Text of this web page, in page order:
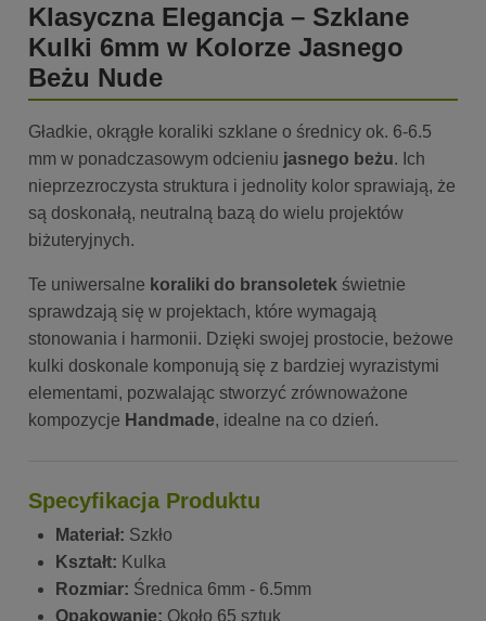
Klasyczna Elegancja – Szklane
Kulki 6mm w Kolorze Jasnego
Beżu Nude
Gładkie, okrągłe koraliki szklane o średnicy ok. 6-6.5
mm w ponadczasowym odcieniu jasnego beżu. Ich
nieprzezroczysta struktura i jednolity kolor sprawiają, że
są doskonałą, neutralną bazą do wielu projektów
biżuteryjnych.
Te uniwersalne koraliki do bransoletek świetnie
sprawdzają się w projektach, które wymagają
stonowania i harmonii. Dzięki swojej prostocie, beżowe
kulki doskonale komponują się z bardziej wyrazistymi
elementami, pozwalając stworzyć zrównoważone
kompozycje Handmade, idealne na co dzień.
Specyfikacja Produktu
Materiał: Szkło
Kształt: Kulka
Rozmiar: Średnica 6mm - 6.5mm
Opakowanie: Około 65 sztuk